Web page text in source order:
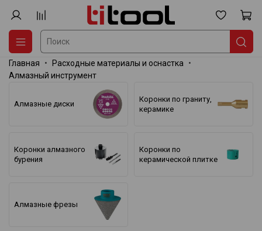
Главная
Расходные материалы и оснастка
Алмазный инструмент
Алмазные диски
Коронки по граниту,
керамике
Коронки алмазного
бурения
Коронки по
керамической плитке
Алмазные фрезы